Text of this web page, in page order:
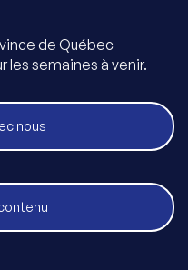
de Québec
les semaines à venir.
nous